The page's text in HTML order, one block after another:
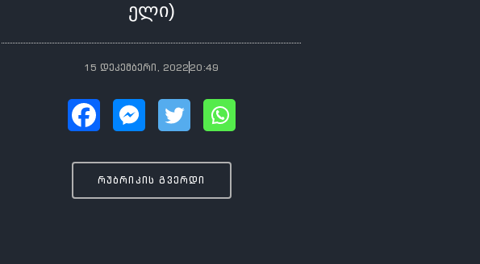
ელი)
15 დეკემბერი, 202220:49
რუბრიკის გვერდი